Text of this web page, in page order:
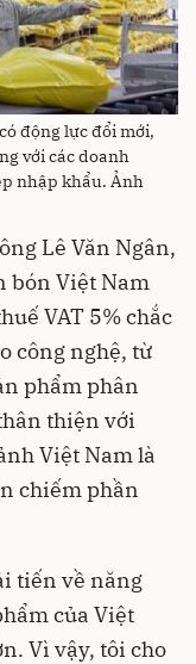
động lực đổi mới,
với các doanh
nhập khẩu. Ảnh
Lê Văn Ngân,
bón Việt Nam
VAT 5% chắc
công nghệ, từ
phẩm phân
thiện với
Việt Nam là
chiếm phần
tiến về năng
của Việt
Vì vậy, tôi cho